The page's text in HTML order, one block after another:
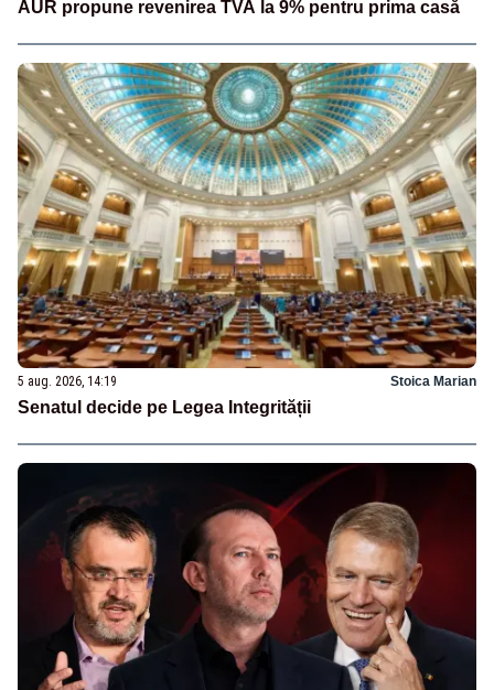
AUR propune revenirea TVA la 9% pentru prima casă
5 aug. 2026, 14:19 Stoica Marian
Senatul decide pe Legea Integrității